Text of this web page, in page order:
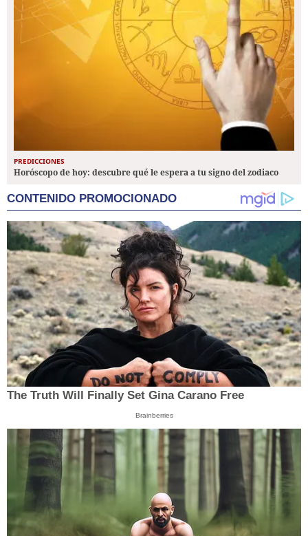
PREDICCIONES
Horóscopo de hoy: descubre qué le espera a tu signo del zodiaco
CONTENIDO PROMOCIONADO
The Truth Will Finally Set Gina Carano Free
Brainberries